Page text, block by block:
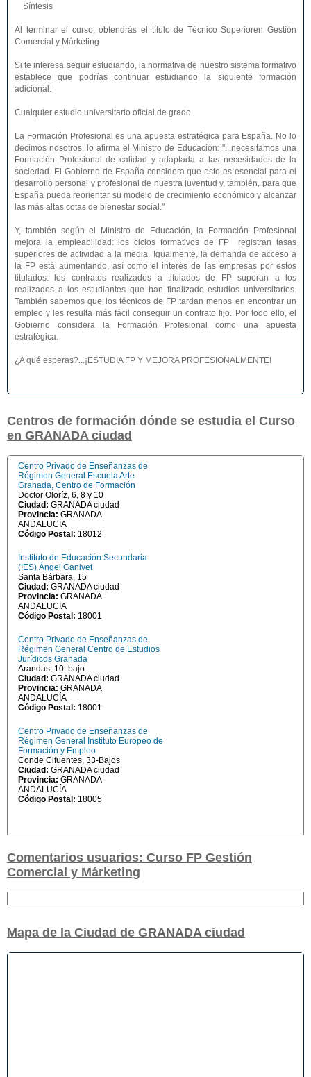
Síntesis
Al terminar el curso, obtendrás el título de Técnico Superioren Gestión
Comercial y Márketing
Si te interesa seguir estudiando, la normativa de nuestro sistema formativo
establece que podrías continuar estudiando la siguiente formación
adicional:
Cualquier estudio universitario oficial de grado
La Formación Profesional es una apuesta estratégica para España. No lo
decimos nosotros, lo afirma el Ministro de Educación: "...necesitamos una
Formación Profesional de calidad y adaptada a las necesidades de la
sociedad. El Gobierno de España considera que esto es esencial para el
desarrollo personal y profesional de nuestra juventud y, también, para que
España pueda reorientar su modelo de crecimiento económico y alcanzar
las más altas cotas de bienestar social."
Y, también según el Ministro de Educación, la Formación Profesional
mejora la empleabilidad: los ciclos formativos de FP registran tasas
superiores de actividad a la media. Igualmente, la demanda de acceso a
la FP está aumentando, así como el interés de las empresas por estos
titulados: los contratos realizados a titulados de FP superan a los
realizados a los estudiantes que han finalizado estudios universitarios.
También sabemos que los técnicos de FP tardan menos en encontrar un
empleo y les resulta más fácil conseguir un contrato fijo. Por todo ello, el
Gobierno considera la Formación Profesional como una apuesta
estratégica.
¿A qué esperas?...¡ESTUDIA FP Y MEJORA PROFESIONALMENTE!
Centros de formación dónde se estudia el Curso
en GRANADA ciudad
Centro Privado de Enseñanzas de
Régimen General Escuela Arte
Granada, Centro de Formación
Doctor Oloríz, 6, 8 y 10
Ciudad: GRANADA ciudad
Provincia: GRANADA
ANDALUCÍA
Código Postal: 18012
Instituto de Educación Secundaria
(IES) Ángel Ganivet
Santa Bárbara, 15
Ciudad: GRANADA ciudad
Provincia: GRANADA
ANDALUCÍA
Código Postal: 18001
Centro Privado de Enseñanzas de
Régimen General Centro de Estudios
Jurídicos Granada
Arandas, 10. bajo
Ciudad: GRANADA ciudad
Provincia: GRANADA
ANDALUCÍA
Código Postal: 18001
Centro Privado de Enseñanzas de
Régimen General Instituto Europeo de
Formación y Empleo
Conde Cifuentes, 33-Bajos
Ciudad: GRANADA ciudad
Provincia: GRANADA
ANDALUCÍA
Código Postal: 18005
Comentarios usuarios: Curso FP Gestión
Comercial y Márketing
Mapa de la Ciudad de GRANADA ciudad